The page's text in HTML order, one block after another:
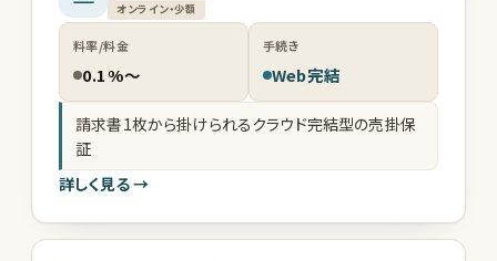
オンライン・少額
料率/料金
0.1%〜
手続き
Web完結
請求書1枚から掛けられるクラウド完結型の売掛保
証
詳しく見る →